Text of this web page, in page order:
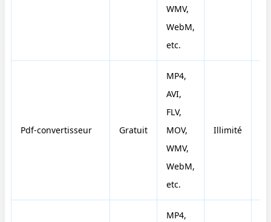
WMV,
WebM,
etc.
Pdf-convertisseur Gratuit
MP4,
AVI,
FLV,
MOV,
WMV,
WebM,
etc.
Illimité
MP4,